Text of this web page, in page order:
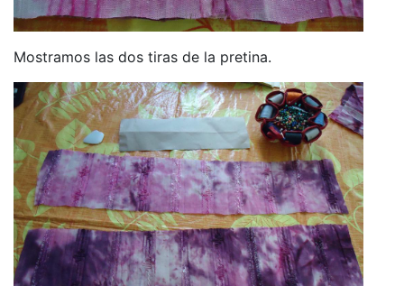
Mostramos las dos tiras de la pretina.